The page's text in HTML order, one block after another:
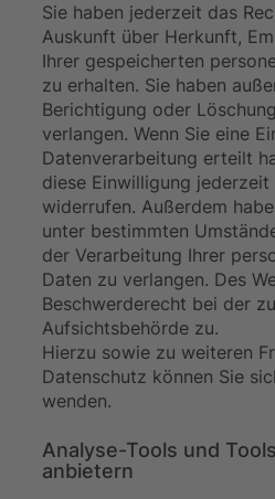
Sie haben jederzeit das
Auskunft über Herkunft,
Ihrer gespeicherten
zu erhalten. Sie haben
Berichtigung oder
verlangen. Wenn Sie eine
Datenverarbeitung erteilt
diese Einwilligung
widerrufen. Außerdem
unter bestimmten
der Verarbeitung Ihrer
Daten zu verlangen. Des
Beschwerderecht bei der
Aufsichtsbehörde zu.
Hierzu sowie zu weiteren
Datenschutz können Sie
wenden.
Analyse-Tools und
anbietern